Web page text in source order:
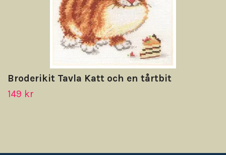
Broderikit Tavla Katt och en tårtbit
149 kr